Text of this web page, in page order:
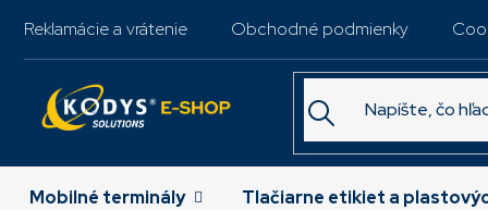
Reklamácie a vrátenie Obchodné podmienky
Mobilné terminály Tlačiarne etikiet a